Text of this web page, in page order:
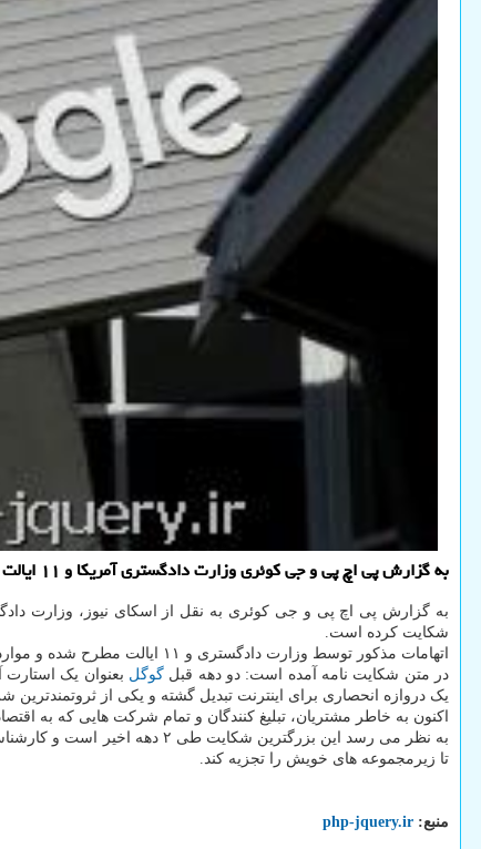
به گزارش پی اچ پی و جی كوئری وزارت دادگستری آمریكا و ۱۱ ایالت این كشور به افترا نقض قوانین آنتی تراست از گوگل شكایت كرده اند.
به گزارش پی اچ پی و جی کوئری به نقل از اسکای نیوز، وزارت
شکایت کرده است.
اتهامات مذکور توسط وزارت دادگستری و ۱۱ ایالت مطرح شده و مواردی مانند حفظ انحصار قدرت به صورت غیرقانونی در بازار سرویس کاوشهای عمومی را در برمی گیرد.
در متن شکایت نامه آمده است: دو دهه قبل گوگل بعنوان یک
یک دروازه انحصاری برای اینترنت تبدیل گشته و یکی از ثروتمندترین شرکت
اکنون به خاطر مشتریان، تبلیغ کنندگان و تمام شرکت هایی که به
تا زیرمجموعه های خویش را تجزیه کند.
منبع: php-jquery.ir